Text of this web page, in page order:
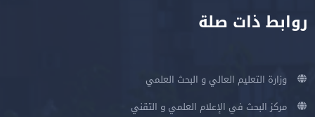
روابط ذات صلة
وزارة التعليم العالي و البحث العلمي
مركز البحث في الإعلام العلمي و التقني